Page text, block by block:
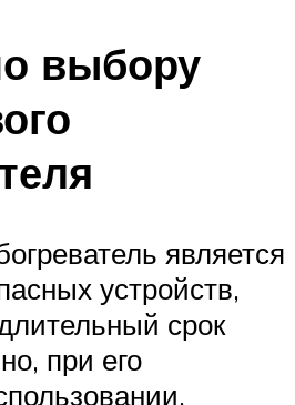
выбору
является
устройств,
срок
при его